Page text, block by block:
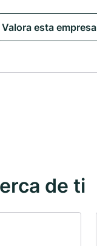
Valora esta empresa
de ti